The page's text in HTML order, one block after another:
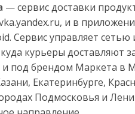
— сервис доставки
и в
Сервис управляет
курьеры доставляют
под брендом Маркета в
Екатеринбурге,
Подмосковья и